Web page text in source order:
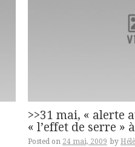
>>31 mai, « alerte
« l’effet de serre »
Posted on 24 mai, 2009 by